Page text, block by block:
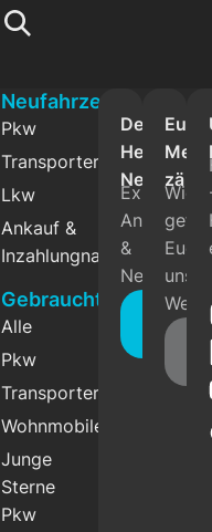
Neufahrzeuge
Pkw
Transporter
Lkw
Ankauf &
Inzahlungnahme
Gebrauchtfahrzeuge
Alle
Pkw
Transporter
Wohnmobile
Junge
Sterne
Pkw
Der
Herbrand
Exklusive
Angebote
&
News.
Jetzt
Eure
zählt
Wie
Euch